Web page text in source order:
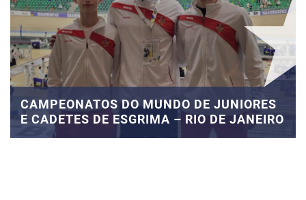
CAMPEONATOS DO MUNDO DE JUNIORES
E CADETES DE ESGRIMA – RIO DE JANEIRO